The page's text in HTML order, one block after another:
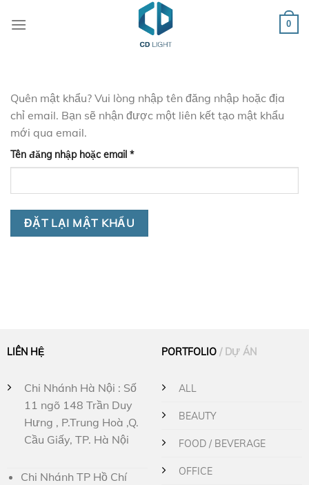
đến
0
Quên mật khẩu? Vui lòng nhập tên đăng nhập hoặc địa
chỉ email. Bạn sẽ nhận được một liên kết tạo mật khẩu
mới qua email.
Tên đăng nhập hoặc email *Bắt
buộc
ĐẶT LẠI MẬT KHẨU
LIÊN HỆ
Chi Nhánh Hà Nội : Số
11 ngõ 148 Trần Duy
Hưng , P.Trung Hoà ,Q.
Cầu Giấy, TP. Hà Nội
Chi Nhánh TP Hồ Chí
PORTFOLIO/ DỰ ÁN
ALL
BEAUTY
FOOD / BEVERAGE
OFFICE